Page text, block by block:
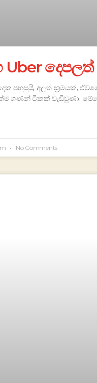
Uber
පහසුයි, අලුත් ක්‍රමයක්,
ගණන් ටිකක් වැඩිවුණා.
No Comments